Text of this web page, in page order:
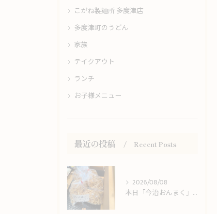
こがね製麺所 多度津店
多度津町のうどん
家族
テイクアウト
ランチ
お子様メニュー
最近の投稿 Recent Posts
2026/08/08
本日「今治おんまく」開幕！お祭り散策の合間に冷たいうどんをどうぞ！